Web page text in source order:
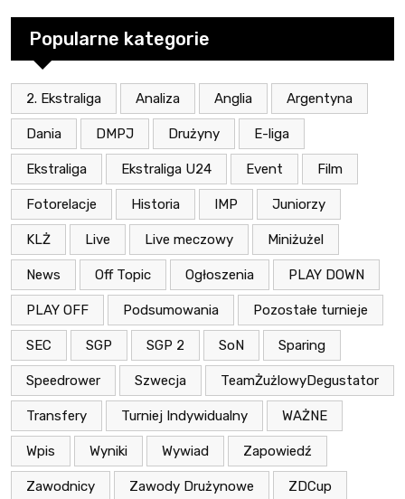
Popularne kategorie
2. Ekstraliga Analiza Anglia Argentyna
Dania DMPJ Drużyny E-liga
Ekstraliga Ekstraliga U24 Event Film
Fotorelacje Historia IMP Juniorzy
KLŻ Live Live meczowy Miniżużel
News Off Topic Ogłoszenia PLAY DOWN
PLAY OFF Podsumowania Pozostałe turnieje
SEC SGP SGP 2 SoN Sparing
Speedrower Szwecja TeamŻużlowyDegustator
Transfery Turniej Indywidualny WAŻNE
Wpis Wyniki Wywiad Zapowiedź
Zawodnicy Zawody Drużynowe ZDCup